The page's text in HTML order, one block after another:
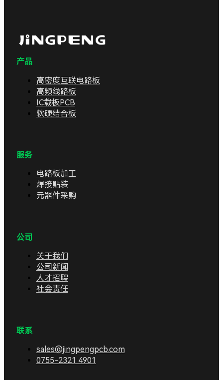
产品
高密度互联电路板
高频线路板
IC载板PCB
软硬结合板
服务
电路板加工
焊接贴装
元器件采购
公司
关于我们
公司新闻
人才招聘
社会责任
联系
sales@jingpengpcb.com
0755-2321 4901